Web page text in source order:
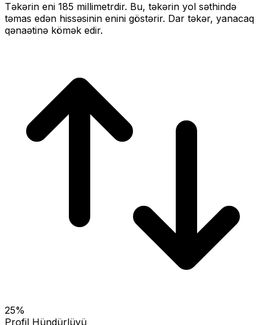
Təkərin eni 185 millimetrdir. Bu, təkərin yol səthində
təmas edən hissəsinin enini göstərir. Dar təkər, yanacaq
qənaətinə kömək edir.
25%
Profil Hündürlüyü